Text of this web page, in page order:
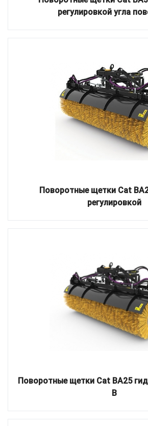
регулировкой угла
Поворотные щетки Cat
регулировкой
Поворотные щетки Cat BA25
В